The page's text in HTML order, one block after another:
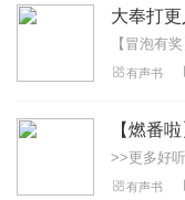
有声书
有声书